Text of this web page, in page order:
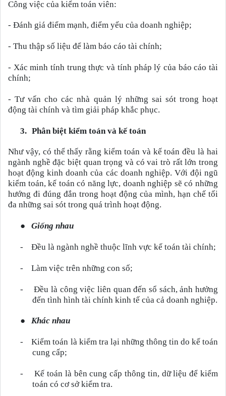
Công việc của kiểm toán viên:
- Đánh giá điểm mạnh, điểm yếu của doanh nghiệp;
- Thu thập số liệu để làm báo cáo tài chính;
- Xác minh tính trung thực và tính pháp lý của báo cáo tài
chính;
-Tư vấn cho các nhà quản lý những sai sót trong hoạt
động tài chính và tìm giải pháp khắc phục.
3. Phân biệt kiểm toán và kế toán
Như vậy, có thể thấy rằng kiểm toán và kế toán đều là hai
ngành nghề đặc biệt quan trọng và có vai trò rất lớn trong
hoạt động kinh doanh của các doanh nghiệp. Với đội ngũ
kiểm toán, kế toán có năng lực, doanh nghiệp sẽ có những
hướng đi đúng đắn trong hoạt động của mình, hạn chế tối
đa những sai sót trong quá trình hoạt động.
● Giống nhau
- Đều là ngành nghề thuộc lĩnh vực kế toán tài chính;
- Làm việc trên những con số;
-
Đều là công việc liên quan đến sổ sách, ảnh hưởng
đến tình hình tài chính kinh tế của cả doanh nghiệp.
● Khác nhau
-
Kiểm toán là kiểm tra lại những thông tin do kế toán
cung cấp;
-
Kế toán là bên cung cấp thông tin, dữ liệu để kiểm
toán có cơ sở kiểm tra.